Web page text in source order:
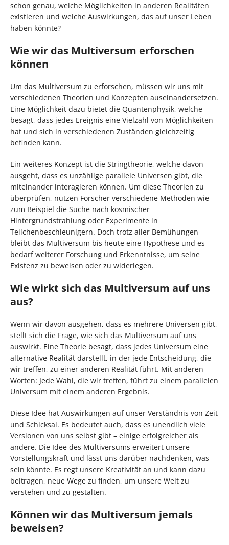
schon genau, welche Möglichkeiten in anderen Realitäten
existieren und welche Auswirkungen, das auf unser Leben
haben könnte?
Wie wir das Multiversum erforschen
können
Um das Multiversum zu erforschen, müssen wir uns mit
verschiedenen Theorien und Konzepten auseinandersetzen.
Eine Möglichkeit dazu bietet die Quantenphysik, welche
besagt, dass jedes Ereignis eine Vielzahl von Möglichkeiten
hat und sich in verschiedenen Zuständen gleichzeitig
befinden kann.
Ein weiteres Konzept ist die Stringtheorie, welche davon
ausgeht, dass es unzählige parallele Universen gibt, die
miteinander interagieren können. Um diese Theorien zu
überprüfen, nutzen Forscher verschiedene Methoden wie
zum Beispiel die Suche nach kosmischer
Hintergrundstrahlung oder Experimente in
Teilchenbeschleunigern. Doch trotz aller Bemühungen
bleibt das Multiversum bis heute eine Hypothese und es
bedarf weiterer Forschung und Erkenntnisse, um seine
Existenz zu beweisen oder zu widerlegen.
Wie wirkt sich das Multiversum auf uns
aus?
Wenn wir davon ausgehen, dass es mehrere Universen gibt,
stellt sich die Frage, wie sich das Multiversum auf uns
auswirkt. Eine Theorie besagt, dass jedes Universum eine
alternative Realität darstellt, in der jede Entscheidung, die
wir treffen, zu einer anderen Realität führt. Mit anderen
Worten: Jede Wahl, die wir treffen, führt zu einem parallelen
Universum mit einem anderen Ergebnis.
Diese Idee hat Auswirkungen auf unser Verständnis von Zeit
und Schicksal. Es bedeutet auch, dass es unendlich viele
Versionen von uns selbst gibt – einige erfolgreicher als
andere. Die Idee des Multiversums erweitert unsere
Vorstellungskraft und lässt uns darüber nachdenken, was
sein könnte. Es regt unsere Kreativität an und kann dazu
beitragen, neue Wege zu finden, um unsere Welt zu
verstehen und zu gestalten.
Können wir das Multiversum jemals
beweisen?